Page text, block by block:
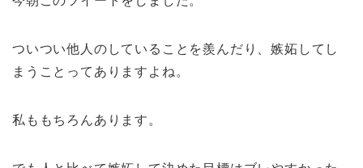
ついつい他人のしていることを羨んだり、嫉妬してし
まうことってありますよね。
私ももちろんあります。